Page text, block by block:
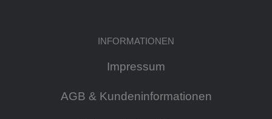
INFORMATIONEN
Impressum
AGB & Kundeninformationen